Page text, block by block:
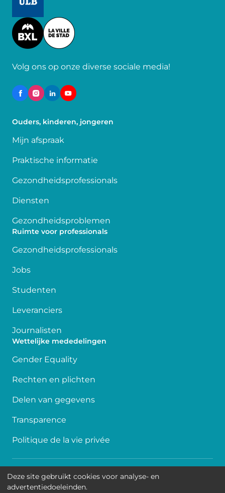
Image
Volg ons op onze diverse sociale media!
Ouders, kinderen, jongeren
Mijn afspraak
Praktische informatie
Gezondheidsprofessionals
Diensten
Gezondheidsproblemen
Ruimte voor professionals
Gezondheidsprofessionals
Jobs
Studenten
Leveranciers
Journalisten
Wettelijke mededelingen
Gender Equality
Rechten en plichten
Delen van gegevens
Transparence
Politique de la vie privée
Toegankelijkheid
Deze site gebruikt cookies voor analyse- en
advertentiedoeleinden.